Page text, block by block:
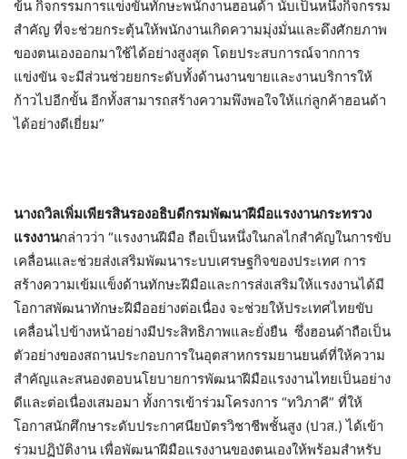
ข้น กิจกรรมการแข่งขันทักษะพนักงานฮอนด้า นับเป็นหนึ่งกิจกรรม
สำคัญ ที่จะช่วยกระตุ้นให้พนักงานเกิดความมุ่งมั่นและดึงศักยภาพ
ของตนเองออกมาใช้ได้อย่างสูงสุด โดยประสบการณ์จากการ
แข่งขัน จะมีส่วนช่วยยกระดับทั้งด้านงานขายและงานบริการให้
ก้าวไปอีกขั้น อีกทั้งสามารถสร้างความพึงพอใจให้แก่ลูกค้าฮอนด้า
ได้อย่างดีเยี่ยม”
นางถวิลเพิ่มเพียรสินรองอธิบดีกรมพัฒนาฝีมือแรงงานกระทรวง
แรงงานกล่าวว่า “แรงงานฝีมือ ถือเป็นหนึ่งในกลไกสำคัญในการขับ
เคลื่อนและช่วยส่งเสริมพัฒนาระบบเศรษฐกิจของประเทศ การ
สร้างความเข้มแข็งด้านทักษะฝีมือและการส่งเสริมให้แรงงานได้มี
โอกาสพัฒนาทักษะฝีมืออย่างต่อเนื่อง จะช่วยให้ประเทศไทยขับ
เคลื่อนไปข้างหน้าอย่างมีประสิทธิภาพและยั่งยืน ซึ่งฮอนด้าถือเป็น
ตัวอย่างของสถานประกอบการในอุตสาหกรรมยานยนต์ที่ให้ความ
สำคัญและสนองตอบนโยบายการพัฒนาฝีมือแรงงานไทยเป็นอย่าง
ดีและต่อเนื่องเสมอมา ทั้งการเข้าร่วมโครงการ “ทวิภาคี” ที่ให้
โอกาสนักศึกษาระดับประกาศนียบัตรวิชาชีพชั้นสูง (ปวส.) ได้เข้า
ร่วมปฏิบัติงาน เพื่อพัฒนาฝีมือแรงงานของตนเองให้พร้อมสำหรับ